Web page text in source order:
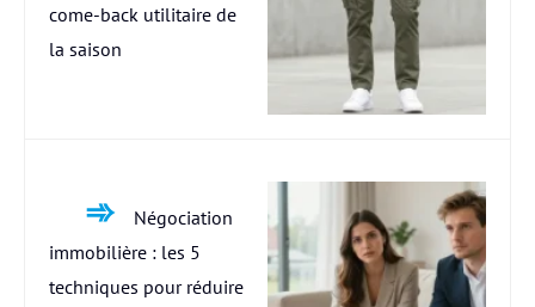
come-back utilitaire de
la saison
Négociation
immobilière : les 5
techniques pour réduire